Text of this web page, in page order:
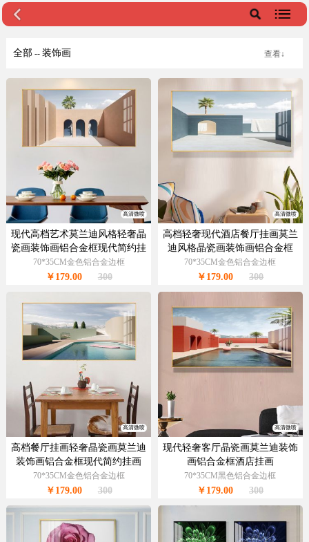
全部-- 装饰画 查看↓
高清微喷
现代高档艺术莫兰迪风格轻奢晶
瓷画装饰画铝合金框现代简约挂
画
70*35CM金色铝合金边框
￥179.00 300
高清微喷
高档轻奢现代酒店餐厅挂画莫兰
迪风格晶瓷画装饰画铝合金框
70*35CM金色铝合金边框
￥179.00 300
高清微喷
高档餐厅挂画轻奢晶瓷画莫兰迪
装饰画铝合金框现代简约挂画
70*35CM金色铝合金边框
￥179.00 300
高清微喷
现代轻奢客厅晶瓷画莫兰迪装饰
画铝合金框酒店挂画
70*35CM黑色铝合金边框
￥179.00 300